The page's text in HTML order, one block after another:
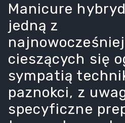
Manicure
jedną z
cieszących się
sympatią
paznokci, z
specyficzne